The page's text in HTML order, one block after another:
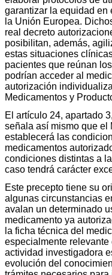
garantizar la equidad en
la Unión Europea.
real decreto
posibilitan, además,
estas situaciones
pacientes que reúnan
podrían acceder al
autorización
Medicamentos y
El artículo 24, apartado
señala así mismo que el
establecerá las
medicamentos
condiciones distintas a
caso tendrá carácter
Este precepto tiene su
algunas circunstancias
avalan un determinado
medicamento ya
la ficha técnica del
especialmente
actividad investigadora
evolución del